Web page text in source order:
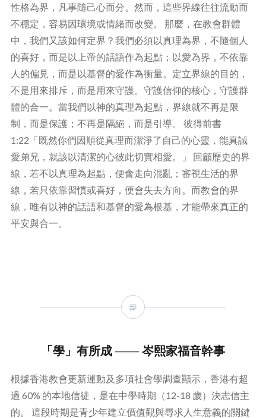
性格為界，凡事隨己心而分。然而，這些界線往往流動而
不穩定，容易因環境或情緒而改變。 那麼，在教會群體
中，我們又該如何定界？我們必須以真理為界，不隨個人
的喜好，而是以上帝的話語作為起點；以愛為界，不依靠
人的偏見，而是以基督的愛作為衡量。定立界線的目的，
不是用來排斥，而是用來守護。守護信仰的核心，守護群
體的合一。當我們以神的真理為起點，界線就不再是限
制，而是保護；不再是隔絕，而是引導。 彼得前書
1:22「既然你們因順從真理而潔淨了自己的心靈，能真誠
愛弟兄，就該以清潔的心彼此切實相愛。」 回顧歷史的界
線，若不以真理為起點，便會走向混亂；審視生活的界
線，若只依靠習慣或喜好，便會失去方向。而教會的界
線，唯有以神的話語和基督的愛為根基，才能帶來真正的
平安與合一。
「學」有所成 —— 岑熙家福音幹事
根據香港教會更新運動及多項社會學調查顯示，香港有超
過 60% 的本地信徒，是在中學時期（12-18 歲）決志信主
的。 這段時期是青少年建立價值觀與尋求人生意義的關鍵